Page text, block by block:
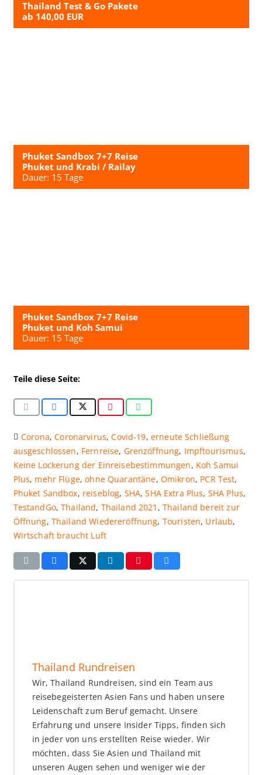
Thailand Test & Go Pakete
ab 140,00 EUR
Phuket Sandbox 7+7 Reise
Phuket und Krabi / Railay
Dauer: 15 Tage
Phuket Sandbox 7+7 Reise
Phuket und Koh Samui
Dauer: 15 Tage
Teile diese Seite:
Corona,Coronarvirus,Covid-19, erneute Schließung
ausgeschlossen, Fernreise, Grenzöffnung, Impftourismus,
Keine Lockerung der Einreisebestimmungen, Koh Samui
Plus, mehr Flüge,ohne Quarantäne, Omikron, PCR Test,
Phuket Sandbox, reiseblog, SHA,SHA Extra Plus, SHA Plus,
TestandGo,Thailand, Thailand 2021 , Thailand bereit zur
Öffnung, Thailand Wiedereröffnung, Touristen, Urlaub,
Wirtschaft braucht Luft
Thailand Rundreisen
Wir, Thailand Rundreisen, sind ein Team aus
reisebegeisterten Asien Fans und haben unsere
Leidenschaft zum Beruf gemacht. Unsere
Erfahrung und unsere Insider Tipps, finden sich
in jeder von uns erstellten Reise wieder. Wir
möchten, dass Sie Asien und Thailand mit
unseren Augen sehen und weniger wie der